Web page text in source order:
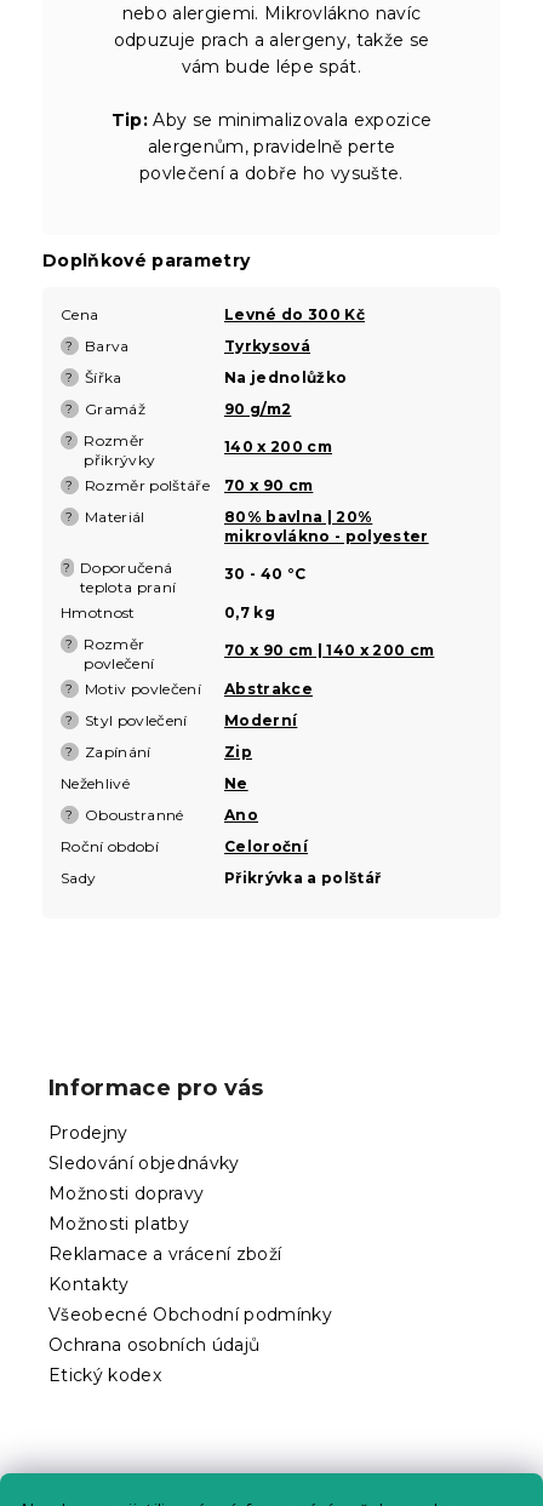
nebo alergiemi. Mikrovlákno navíc
odpuzuje prach a alergeny, takže se
vám bude lépe spát.
Tip: Aby se minimalizovala expozice
alergenům, pravidelně perte
povlečení a dobře ho vysušte.
Doplňkové parametry
Cena Levné do 300 Kč
? Barva Tyrkysová
? Šířka Na jednolůžko
? Gramáž 90 g/m2
?
Rozměr
přikrývky
140 x 200 cm
? Rozměr polštáře 70 x 90 cm
? Materiál
80% bavlna | 20%
mikrovlákno - polyester
?
Doporučená
teplota praní
30 - 40 °C
Hmotnost 0,7 kg
?
Rozměr
povlečení
70 x 90 cm | 140 x 200 cm
? Motiv povlečení Abstrakce
? Styl povlečení Moderní
? Zapínání
Zip
Nežehlivé
Ne
? Oboustranné
Ano
Roční období
Celoroční
Sady
Přikrývka a polštář
Informace pro vás
Prodejny
Sledování objednávky
Možnosti dopravy
Možnosti platby
Reklamace a vrácení zboží
Kontakty
Všeobecné Obchodní podmínky
Ochrana osobních údajů
Etický kodex